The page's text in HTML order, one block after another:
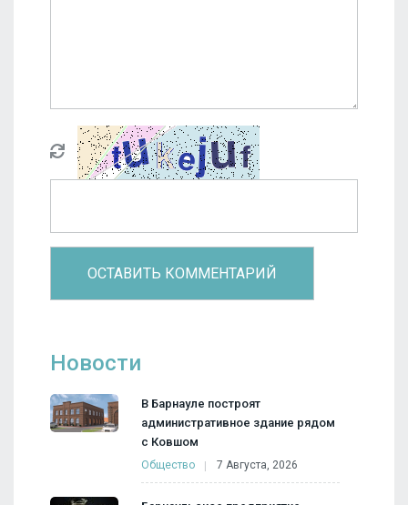
Новости
В Барнауле построят
административное здание рядом
с Ковшом
Общество 7 Августа, 2026